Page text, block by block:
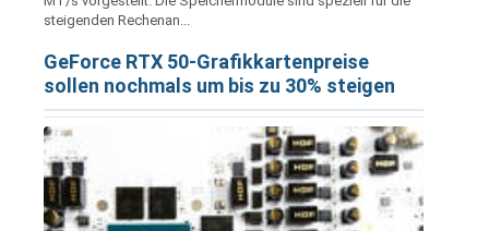
steigenden Rechenan...
GeForce RTX 50-Grafikkartenpreise
sollen nochmals um bis zu 30% steigen